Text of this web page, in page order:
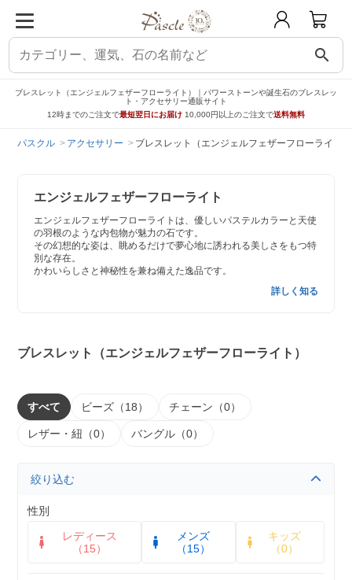
search
ブレスレット（エンジェルフェザーフローライト）｜パワーストーンや誕生石のブレスレッ
ト・アクセサリー通販サイト
12時までのご注文で最短翌日にお届け 10,000円以上のご注文で送料無料
パスクル アクセサリー ブレスレット（エンジェルフェザーフローライト）
エンジェルフェザーフローライト
エンジェルフェザーフローライトは、優しいパステルカラーと天使
の羽根のような内包物が魅力の石です。
その幻想的な姿は、眺めるだけで夢心地に誘われる美しさをもつ特
別な存在。
かわいらしさと神秘性を兼ね備えた逸品です。
詳しく知る
ブレスレット（エンジェルフェザーフローライト）
すべて ビーズ（18） チェーン（0）
レザー・紐（0） バングル（0）
絞り込む
性別
レディース
（15）
メンズ
（15）
キッズ
（0）